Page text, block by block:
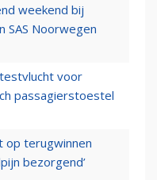
weekend bij
SAS Noorwegen
voor
passagierstoestel
op terugwinnen
bezorgend’